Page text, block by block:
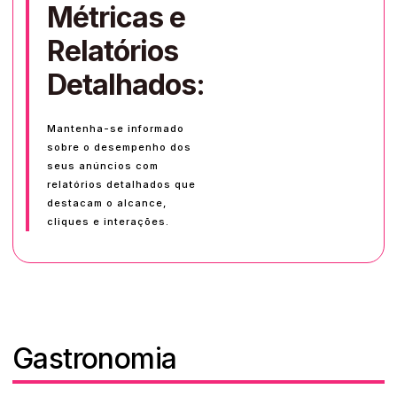
Métricas e
Relatórios
Detalhados:
Mantenha-se informado
sobre o desempenho dos
seus anúncios com
relatórios detalhados que
destacam o alcance,
cliques e interações.
Gastronomia